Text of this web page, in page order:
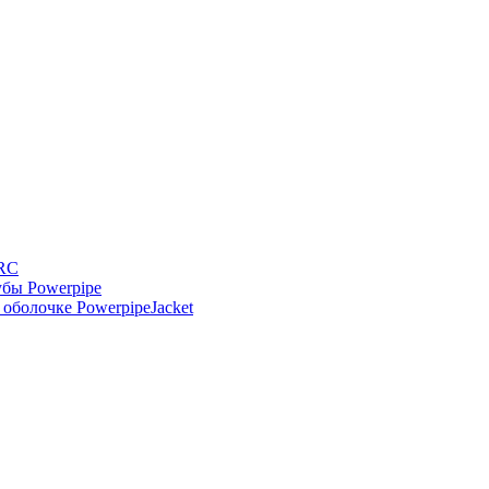
Powerpipe
PowerpipeJacket